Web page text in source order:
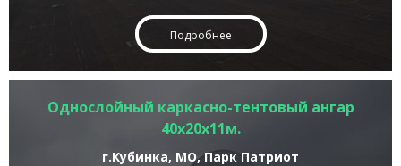
Подробнее
Однослойный каркасно-тентовый ангар
40х20х11м.
г.Кубинка, МО, Парк Патриот